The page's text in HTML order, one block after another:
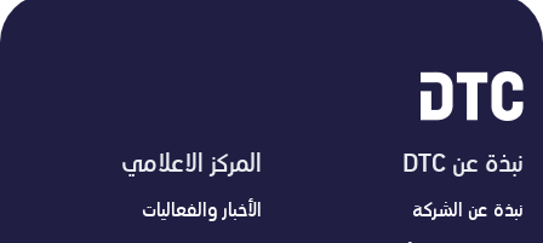
نبذة عن DTC
نبذة عن الشركة
المركز الاعلامي
الأخبار والفعاليات